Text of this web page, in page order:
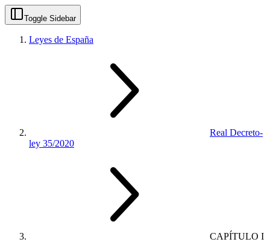
Toggle Sidebar
Leyes de España
Real Decreto-
ley 35/2020
CAPÍTULO I